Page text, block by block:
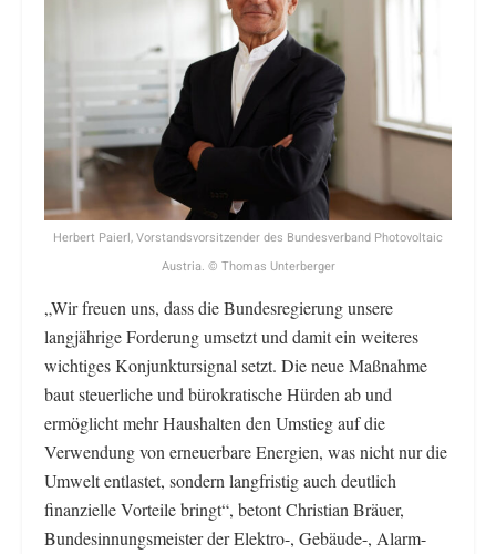
Herbert Paierl, Vorstandsvorsitzender des Bundesverband Photovoltaic
Austria. © Thomas Unterberger
„Wir freuen uns, dass die Bundesregierung unsere
langjährige Forderung umsetzt und damit ein weiteres
wichtiges Konjunktursignal setzt. Die neue Maßnahme
baut steuerliche und bürokratische Hürden ab und
ermöglicht mehr Haushalten den Umstieg auf die
Verwendung von erneuerbare Energien, was nicht nur die
Umwelt entlastet, sondern langfristig auch deutlich
finanzielle Vorteile bringt“, betont Christian Bräuer,
Bundesinnungsmeister der Elektro-, Gebäude-, Alarm-